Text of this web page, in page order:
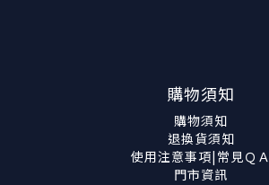
購物須知
購物須知
退換貨須知
使用注意事項|常見ＱＡ
門市資訊